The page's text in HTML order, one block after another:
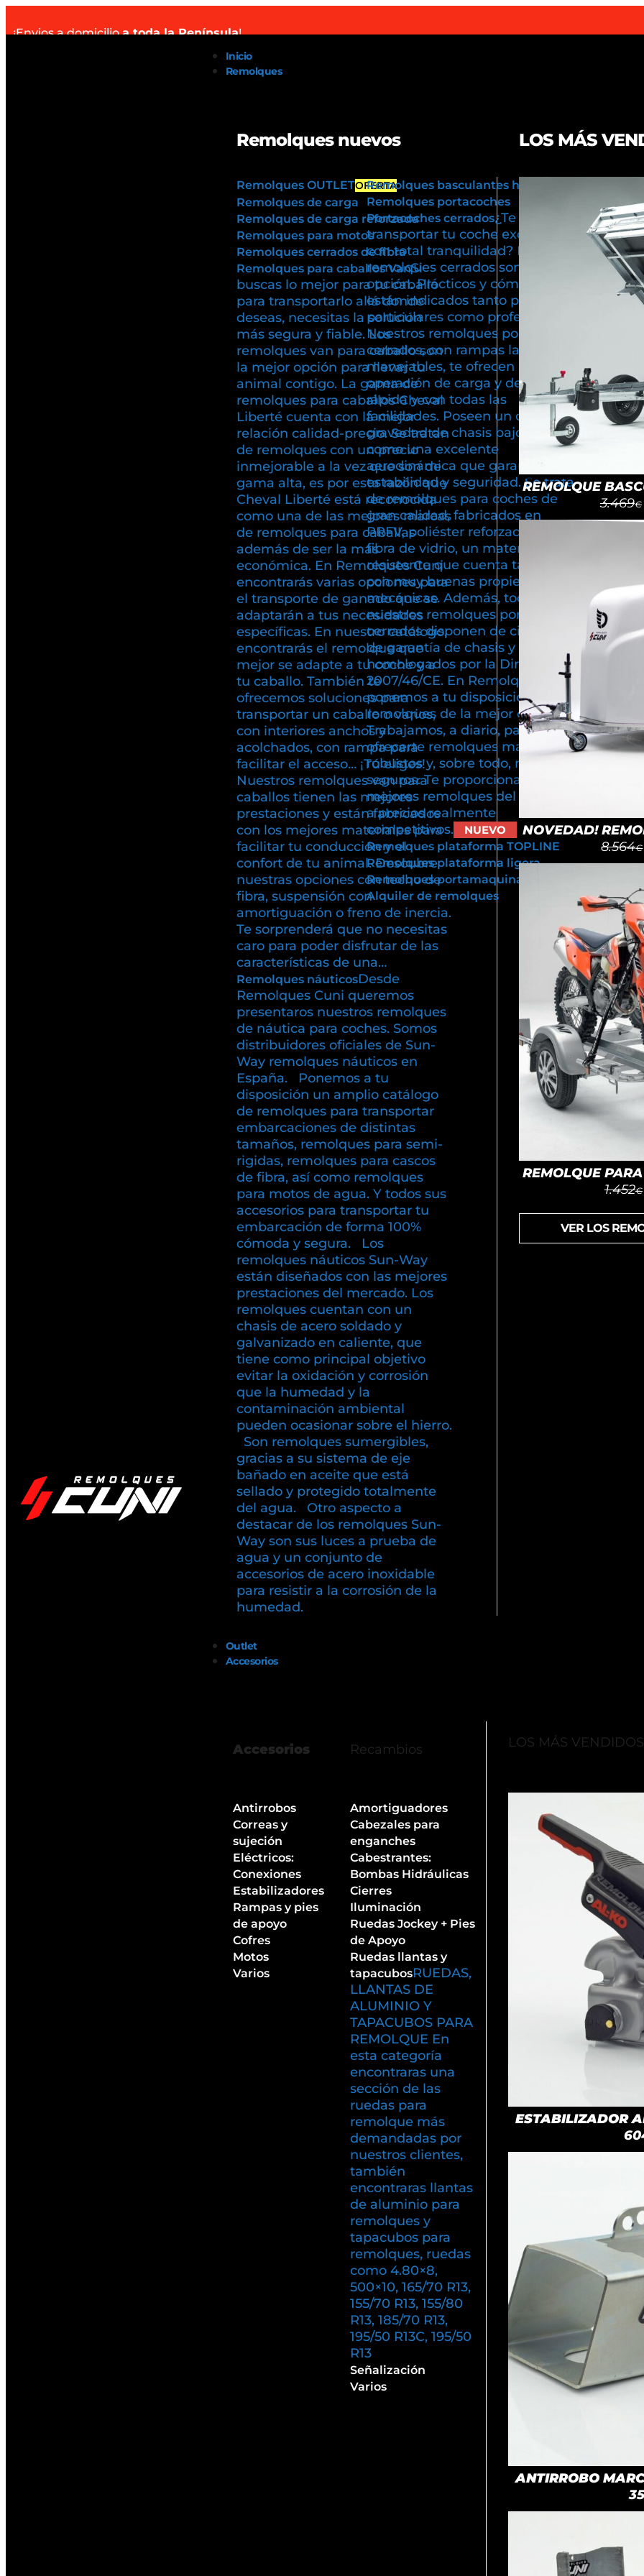
¡Envios a domicilioa toda la Península!
Inicio
Remolques
Remolques nuevos
Remolques OUTLETOFERTA
Remolques de carga
Remolques de carga reforzada
Remolques para motos
Remolques cerrados de fibra
Remolques para caballos VanSi
buscas lo mejor para tu caballo
para transportarlo allá donde
deseas, necesitas la solución
más segura y fiable. Los
remolques van para caballo son
la mejor opción para llevar tu
animal contigo. La gama de
remolques para caballos Cheval
Liberté cuenta con la mejor
relación calidad-precio. Se tratan
de remolques con un precio
inmejorable a la vez que son de
gama alta, es por esta razón que
Cheval Liberté está reconocida
como una de las mejores marcas
de remolques para caballas
además de ser la más
económica. En Remolques Cuni
encontrarás varias opciones para
el transporte de ganado que se
adaptarán a tus necesidades
específicas. En nuestro catálogo,
encontrarás el remolque que
mejor se adapte a tu coche y a
tu caballo. También te
ofrecemos soluciones para
transportar un caballo o varios,
con interiores anchos y
acolchados, con rampa para
facilitar el acceso… ¡Tú eliges!
Nuestros remolques van para
caballos tienen las mejores
prestaciones y están fabricados
con los mejores materiales para
facilitar tu conducción y el
confort de tu animal. Descubre
nuestras opciones con techo de
fibra, suspensión con
amortiguación o freno de inercia.
Te sorprenderá que no necesitas
caro para poder disfrutar de las
características de una…
Remolques náuticosDesde
Remolques Cuni queremos
presentaros nuestros remolques
de náutica para coches. Somos
distribuidores oficiales de Sun-
Way remolques náuticos en
España. Ponemos a tu
disposición un amplio catálogo
de remolques para transportar
embarcaciones de distintas
tamaños, remolques para semi-
rigidas, remolques para cascos
de fibra, así como remolques
para motos de agua. Y todos sus
accesorios para transportar tu
embarcación de forma 100%
cómoda y segura. Los
remolques náuticos Sun-Way
están diseñados con las mejores
prestaciones del mercado. Los
remolques cuentan con un
chasis de acero soldado y
galvanizado en caliente, que
tiene como principal objetivo
evitar la oxidación y corrosión
que la humedad y la
contaminación ambiental
pueden ocasionar sobre el hierro.
Son remolques sumergibles,
gracias a su sistema de eje
bañado en aceite que está
sellado y protegido totalmente
del agua. Otro aspecto a
destacar de los remolques Sun-
Way son sus luces a prueba de
agua y un conjunto de
accesorios de acero inoxidable
para resistir a la corrosión de la
humedad.
Remolques basculantes hidráulicos
Remolques portacoches
Portacoches cerrados¿Te gustaría
transportar tu coche exclusivo
con total tranquilidad? Los
remolques cerrados son tu mejor
opción. Prácticos y cómodos,
están indicados tanto para usos
particulares como profesionales.
Nuestros remolques portacoches
cerrados, con rampas largas y
manejables, te ofrecen una
operación de carga y descarga,
rápida y con todas las
facilidades. Poseen un centro de
gravedad de chasis bajo, así
como una excelente
aerodinámica que garantiza
estabilidad y seguridad. Se trata
de remolques para coches de
gran calidad, fabricados en
PRFV, poliéster reforzado con
fibra de vidrio, un material
resistente que cuenta también
con muy buenas propiedades
mecánicas. Además, todos
nuestros remolques portacoches
cerrados disponen de cinco años
de garantía de chasis y están
homologados por la Directiva
2007/46/CE. En Remolques Cuni
ponemos a tu disposición
remolques de la mejor calidad.
Trabajamos, a diario, para poder
ofrecerte remolques más ligeros,
robustos y, sobre todo, más
seguros. Te proporcionamos los
mejores remolques del mercado
a precios realmente
competitivos.
NUEVO
Remolques plataforma TOPLINE
Remolques plataforma ligera
Remolques portamaquinaria
Alquiler de remolques
LOS MÁS
REMOLQUE
3.469€
NOVEDAD!
8.564€
REMOLQUE
1.452€
VER LOS
Outlet
Accesorios
Accesorios
Antirrobos
Correas y
sujeción
Eléctricos:
Conexiones
Estabilizadores
Rampas y pies
de apoyo
Cofres
Motos
Varios
Recambios
Amortiguadores
Cabezales para
enganches
Cabestrantes:
Bombas Hidráulicas
Cierres
Iluminación
Ruedas Jockey + Pies
de Apoyo
Ruedas llantas y
tapacubosRUEDAS,
LLANTAS DE
ALUMINIO Y
TAPACUBOS PARA
REMOLQUE En
esta categoría
encontraras una
sección de las
ruedas para
remolque más
demandadas por
nuestros clientes,
también
encontraras llantas
de aluminio para
remolques y
tapacubos para
remolques, ruedas
como 4.80×8,
500×10, 165/70 R13,
155/70 R13, 155/80
R13, 185/70 R13,
195/50 R13C, 195/50
R13
Señalización
Varios
LOS MÁS VENDIDOS
ESTABILIZADOR
ANTIRROBO